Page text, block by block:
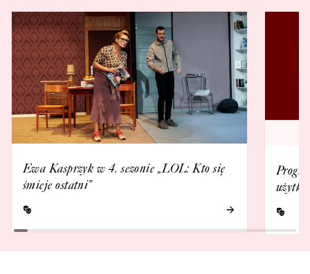
Ewa Kasprzyk w 4. sezonie „LOL: Kto się
śmieje ostatni”